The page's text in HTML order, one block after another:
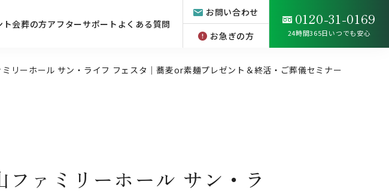
ト会葬の方アフターサポート よくある質問
お問い合わせ
お急ぎの方
0120-31-0169
24時間365日いつでも安心
リーホール サン・ライフ フェスタ｜蕎麦or素麺プレゼント＆終活・ご葬儀セミナー
ァミリーホール サン・ラ